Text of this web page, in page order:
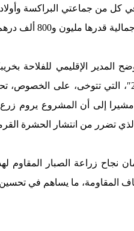
هكتارا في أولاد عزوز (951 ألف درهم).
المدير الإقليمي للفلاحة
تفعيل استراتيجية ’”الجيل الأخضر 2020ـ
تضرر من انتشار الحشرة
زراعة الصبار المقاوم
المقاومة، ما يساهم في تحسين